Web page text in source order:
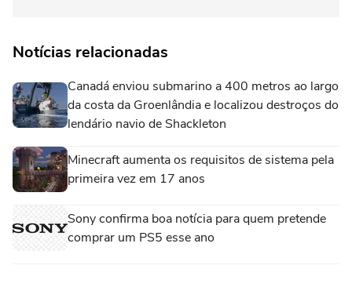
Notícias relacionadas
Canadá enviou submarino a 400 metros ao largo
da costa da Groenlândia e localizou destroços do
lendário navio de Shackleton
Minecraft aumenta os requisitos de sistema pela
primeira vez em 17 anos
Sony confirma boa notícia para quem pretende
comprar um PS5 esse ano